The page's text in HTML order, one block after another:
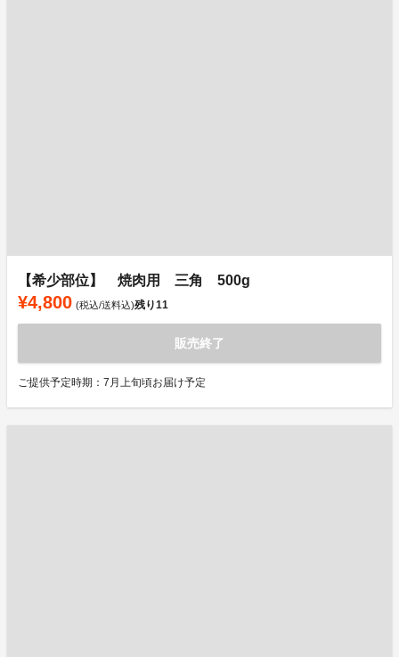
【希少部位】 焼肉用 三角 500g
¥4,800 (税込/送料込)残り11
販売終了
ご提供予定時期：7月上旬頃お届け予定